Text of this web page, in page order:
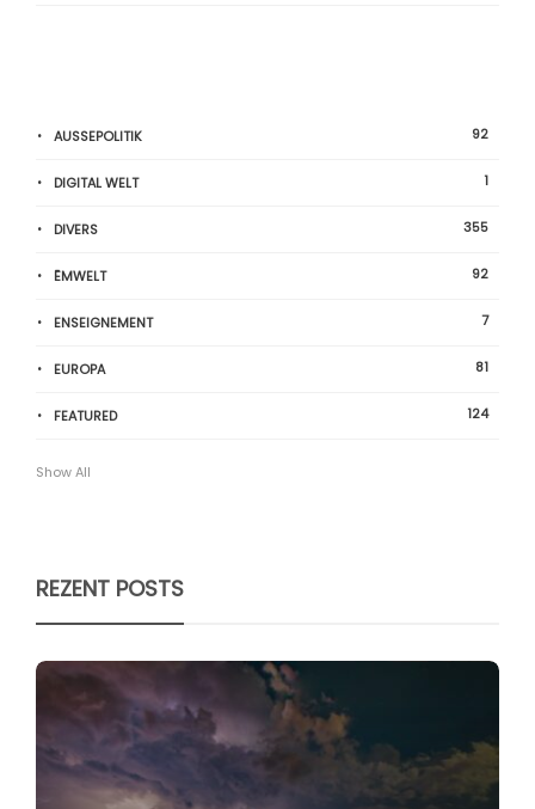
AUSSEPOLITIK 92
DIGITAL WELT 1
DIVERS 355
ËMWELT 92
ENSEIGNEMENT 7
EUROPA 81
FEATURED 124
Show All
REZENT POSTS